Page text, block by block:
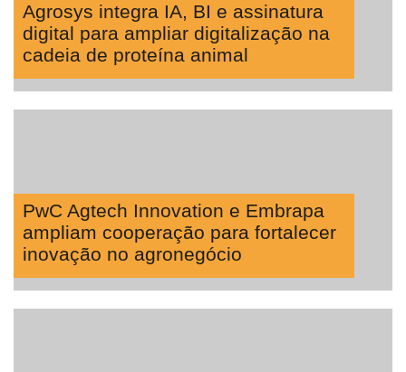
Agrosys integra IA, BI e assinatura
digital para ampliar digitalização na
cadeia de proteína animal
PwC Agtech Innovation e Embrapa
ampliam cooperação para fortalecer
inovação no agronegócio